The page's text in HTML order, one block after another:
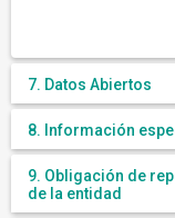
7. Datos Abiertos
8. Información
9. Obligación de
de la entidad